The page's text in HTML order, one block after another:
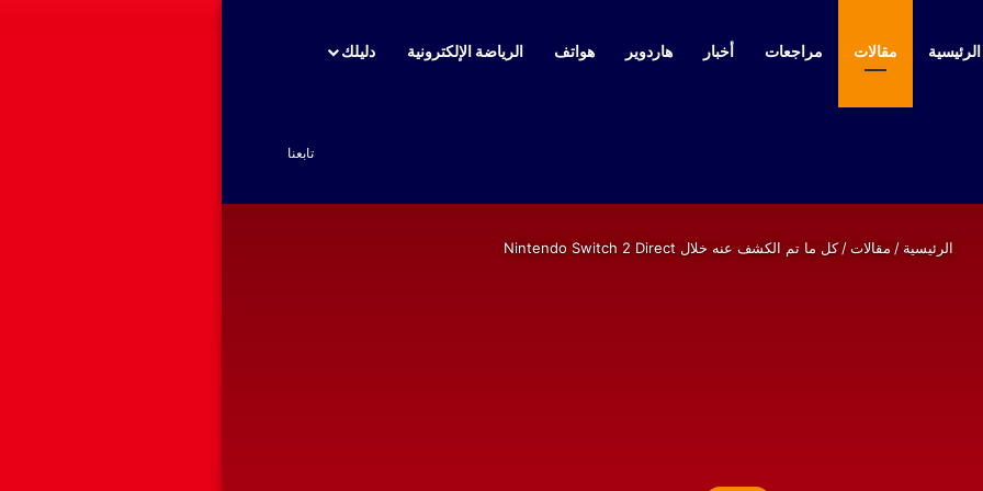
مقالات مراجعات أخبار هاردوير هواتف الرياضة الإلكترونية دليلك
تابعنا
الرئيسية / مقالات / كل ما تم الكشف عنه خلال Nintendo Switch 2 Direct